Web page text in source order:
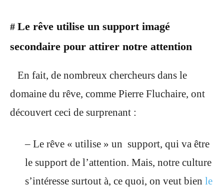
# Le rêve utilise un support imagé
secondaire pour attirer notre attention
En fait, de nombreux chercheurs dans le
domaine du rêve, comme Pierre Fluchaire, ont
découvert ceci de surprenant :
– Le rêve « utilise » un support, qui va être
le support de l’attention. Mais, notre culture
s’intéresse surtout à, ce quoi, on veut bien le